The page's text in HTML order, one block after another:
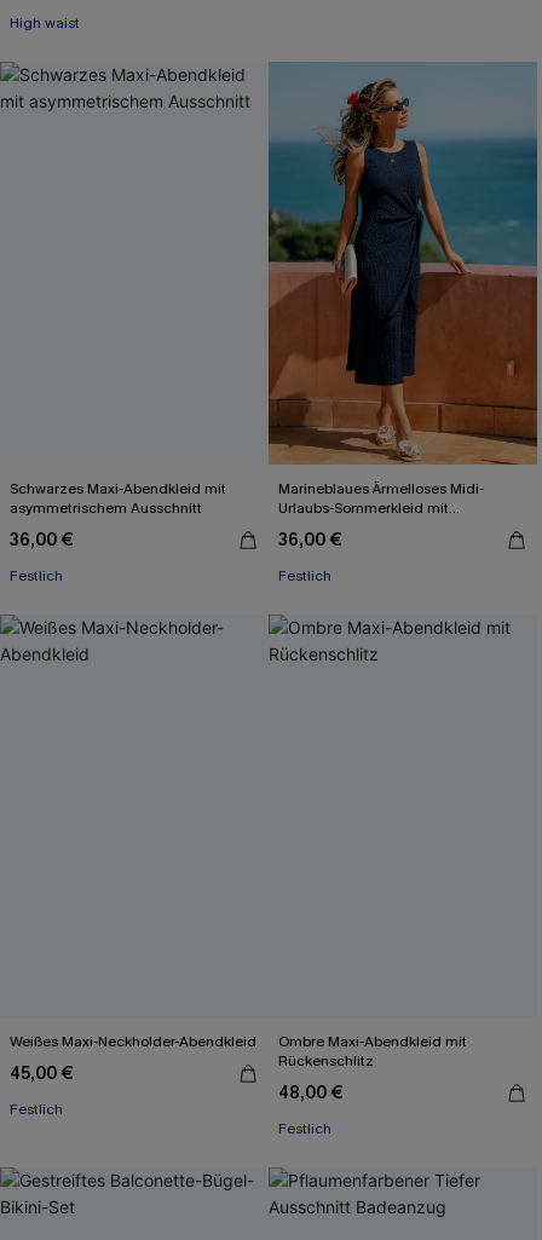
High waist
Schwarzes Maxi-Abendkleid mit
asymmetrischem Ausschnitt
36,00 €
Festlich
Marineblaues Ärmelloses Midi-
Urlaubs-Sommerkleid mit
36,00 €
Festlich
Weißes Maxi-Neckholder-Abendkleid
45,00 €
Festlich
Ombre Maxi-Abendkleid mit
Rückenschlitz
48,00 €
Festlich